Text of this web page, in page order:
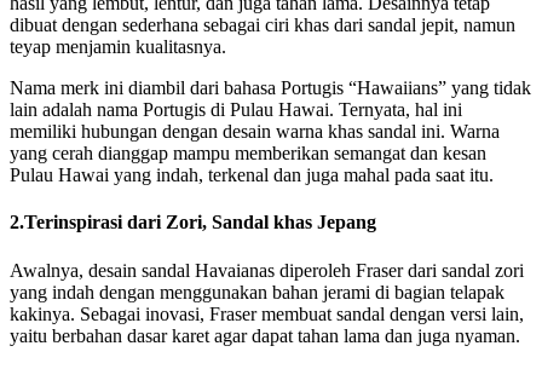
dibuat dengan sederhana sebagai ciri khas dari sandal jepit, namun
teyap menjamin kualitasnya.
Nama merk ini diambil dari bahasa Portugis “Hawaiians” yang tidak
lain adalah nama Portugis di Pulau Hawai. Ternyata, hal ini
memiliki hubungan dengan desain warna khas sandal ini. Warna
yang cerah dianggap mampu memberikan semangat dan kesan
Pulau Hawai yang indah, terkenal dan juga mahal pada saat itu.
2.Terinspirasi dari Zori, Sandal khas Jepang
Awalnya, desain sandal Havaianas diperoleh Fraser dari sandal zori
yang indah dengan menggunakan bahan jerami di bagian telapak
kakinya. Sebagai inovasi, Fraser membuat sandal dengan versi lain,
yaitu berbahan dasar karet agar dapat tahan lama dan juga nyaman.